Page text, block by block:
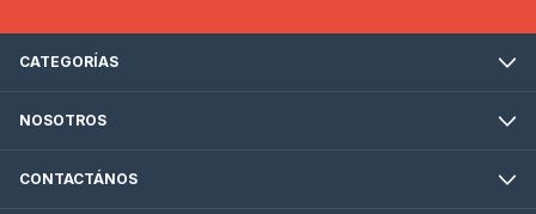
CATEGORÍAS
NOSOTROS
CONTACTÁNOS